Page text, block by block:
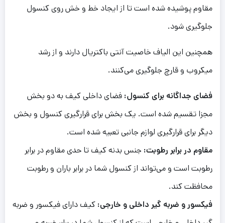
مقاوم پوشیده شده است تا از ایجاد خط و خش روی کنسول
جلوگیری شود.
همچنین این الیاف خاصیت آنتی باکتریال دارند و از رشد
میکروب و قارچ جلوگیری می‌کنند.
فضای جداگانه برای کنسول: فضای داخلی کیف به دو بخش
مجزا تقسیم شده است. یک بخش برای قرارگیری کنسول و بخش
دیگر برای قرارگیری لوازم جانبی تعبیه شده است.
مقاوم در برابر رطوبت: جنس بدنه کیف تا حدی مقاوم در برابر
رطوبت است و می‌تواند از کنسول شما در برابر باران و رطوبت
محافظت کند.
فیکسور و ضربه گیر داخلی و خارجی: کیف دارای فیکسور و ضربه